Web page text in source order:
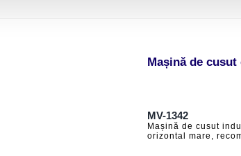
Mașină de
MV-1342
Mașină de cusut
orizontal mare,